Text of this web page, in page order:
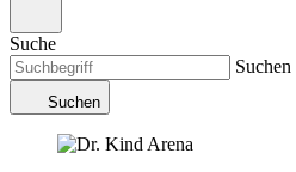
Suche
Suchen
Suchen